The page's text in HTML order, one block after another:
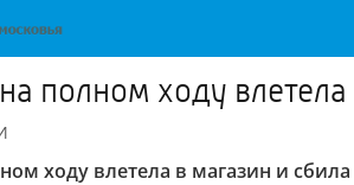
полном ходу
ходу влетела в магазин и